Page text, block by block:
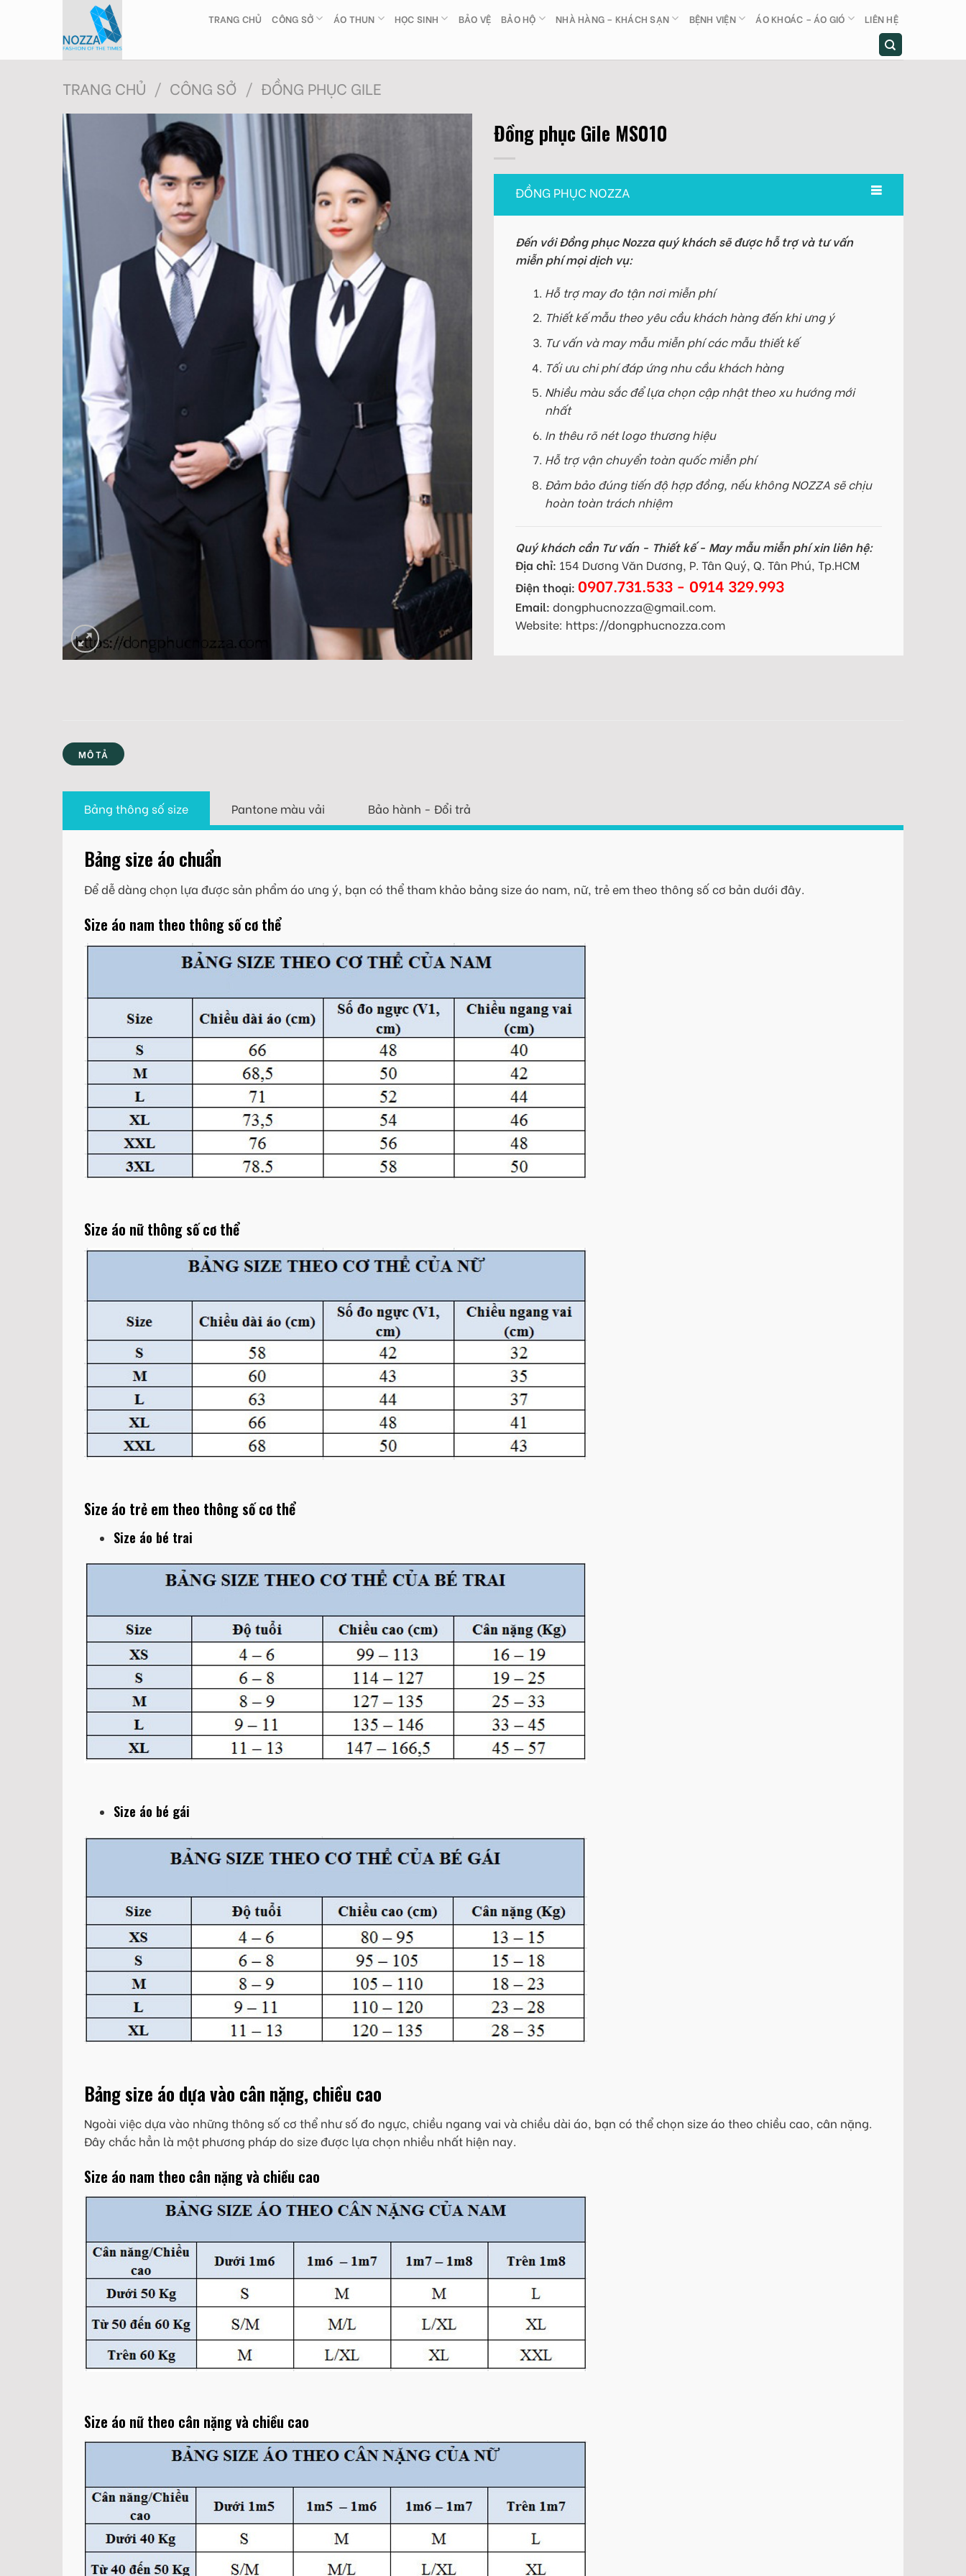
TRANG CHỦ CÔNG SỞ ÁO THUN HỌC SINH BẢO VỆ BẢO HỘ NHÀ HÀNG – KHÁCH SẠN BỆNH VIỆN ÁO KHOÁC – ÁO GIÓ LIÊN HỆ
TRANG CHỦ / CÔNG SỞ / ĐỒNG PHỤC GILE
Đồng phục Gile MS010
ĐỒNG PHỤC NOZZA
Đến với Đồng phục Nozza quý khách sẽ được hỗ trợ và tư vấn
miễn phí mọi dịch vụ:
Hỗ trợ may đo tận nơi miễn phí
Thiết kế mẫu theo yêu cầu khách hàng đến khi ưng ý
Tư vấn và may mẫu miễn phí các mẫu thiết kế
Tối ưu chi phí đáp ứng nhu cầu khách hàng
Nhiều màu sắc để lựa chọn cập nhật theo xu hướng mới
nhất
In thêu rõ nét logo thương hiệu
Hỗ trợ vận chuyển toàn quốc miễn phí
Đảm bảo đúng tiến độ hợp đồng, nếu không NOZZA sẽ chịu
hoàn toàn trách nhiệm
Quý khách cần Tư vấn - Thiết kế - May mẫu miễn phí xin liên hệ:
Địa chỉ: 154 Dương Văn Dương, P. Tân Quý, Q. Tân Phú, Tp.HCM
Điện thoại: 0907.731.533 - 0914 329.993
Email: dongphucnozza@gmail.com.
Website: https://dongphucnozza.com
MÔ TẢ
Bảng thông số size Pantone màu vải Bảo hành - Đổi trả
Bảng size áo chuẩn
Để dễ dàng chọn lựa được sản phẩm áo ưng ý, bạn có thể tham khảo bảng size áo nam, nữ, trẻ em theo thông số cơ bản dưới đây.
Size áo nam theo thông số cơ thể
Size áo nữ thông số cơ thể
Size áo trẻ em theo thông số cơ thể
Size áo bé trai
Size áo bé gái
Bảng size áo dựa vào cân nặng, chiều cao
Ngoài việc dựa vào những thông số cơ thể như số đo ngực, chiều ngang vai và chiều dài áo, bạn có thể chọn size áo theo chiều cao, cân nặng.
Đây chắc hẳn là một phương pháp do size được lựa chọn nhiều nhất hiện nay.
Size áo nam theo cân nặng và chiều cao
Size áo nữ theo cân nặng và chiều cao